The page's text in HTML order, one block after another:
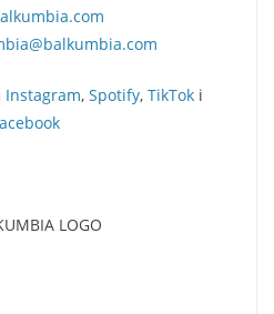
Instagram, Spotify, TikTok i